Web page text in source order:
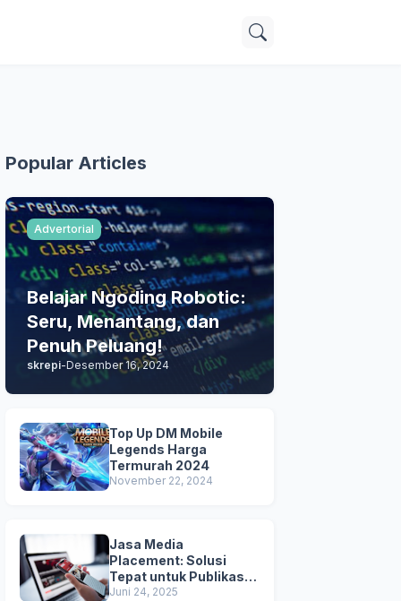
Popular Articles
Advertorial
Belajar Ngoding Robotic:
Seru, Menantang, dan
Penuh Peluang!
skrepi-Desember 16, 2024
Top Up DM Mobile
Legends Harga
Termurah 2024
November 22, 2024
Jasa Media
Placement: Solusi
Tepat untuk Publikasi &
Kredibilitas Brand
Juni 24, 2025